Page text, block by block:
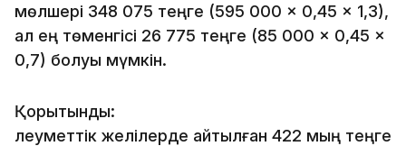
мөлшері 348 075 теңге (595 000 × 0,45 × 1,3),
ал ең төменгісі 26 775 теңге (85 000 × 0,45 ×
0,7) болуы мүмкін.
Қорытынды:
Әлеуметтік желілерде айтылған 422 мың теңге